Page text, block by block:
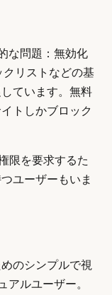
な問題：無効化
リストなどの基
ています。無料
トしかブロック
限を要求するた
ユーザーもいま
のシンプルで視
ルユーザー。